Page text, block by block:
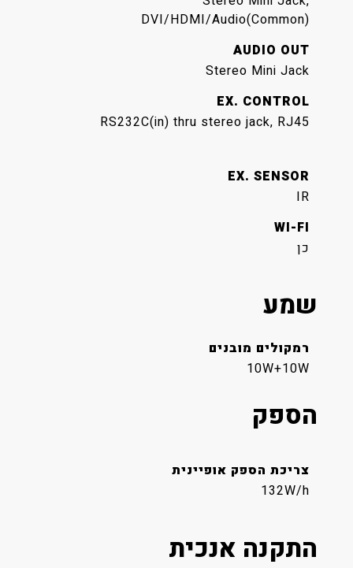
DVI/HDMI/Audio(Common)
AUDIO OUT
Stereo Mini Jack
EX. CONTROL
RS232C(in) thru stereo jack, RJ45
EX. SENSOR
IR
WI-FI
כן
שמע
רמקולים מובנים
10W+10W
הספק
צריכת הספק אופיינית
132W/h
התקנה אנכית